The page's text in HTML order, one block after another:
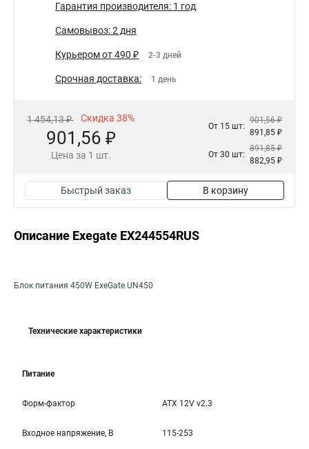
Гарантия производителя: 1 год
Самовывоз: 2 дня
Курьером от 490 ₽ 2-3 дней
Срочная доставка: 1 день
1 454,13 ₽ Скидка 38%
901,56 ₽
Цена за 1 шт.
От 15 шт:
901,56 ₽
891,85 ₽
От 30 шт:
891,85 ₽
882,95 ₽
Быстрый заказ В корзину
Описание Exegate EX244554RUS
Блок питания 450W ExeGate UN450
Технические характеристики
Питание
Форм-фактор ATX 12V v2.3
Входное напряжение, В 115-253